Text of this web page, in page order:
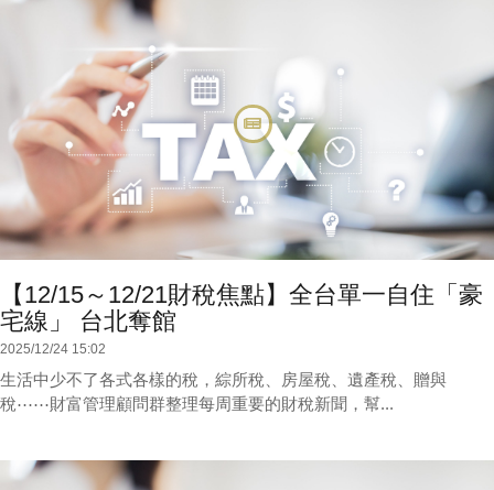
【12/15～12/21財稅焦點】全台單一自住「豪
宅線」 台北奪館
2025/12/24 15:02
生活中少不了各式各樣的稅，綜所稅、房屋稅、遺產稅、贈與
稅⋯⋯財富管理顧問群整理每周重要的財稅新聞，幫...